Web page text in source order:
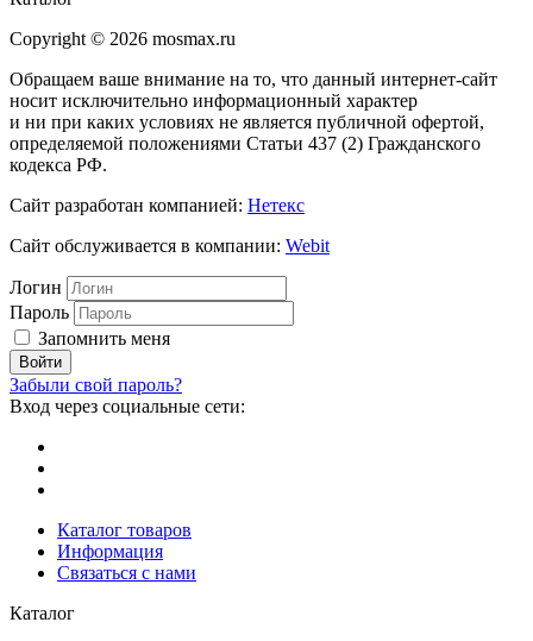
Copyright © 2026 mosmax.ru
Обращаем ваше внимание на то, что данный интернет-сайт
носит исключительно информационный характер
и ни при каких условиях не является публичной офертой,
определяемой положениями Статьи 437 (2) Гражданского
кодекса РФ.
Сайт разработан компанией: Нетекс
Сайт обслуживается в компании: Webit
Логин
Пароль
Запомнить меня
Забыли свой пароль?
Вход через социальные сети:
Каталог товаров
Информация
Связаться с нами
Каталог